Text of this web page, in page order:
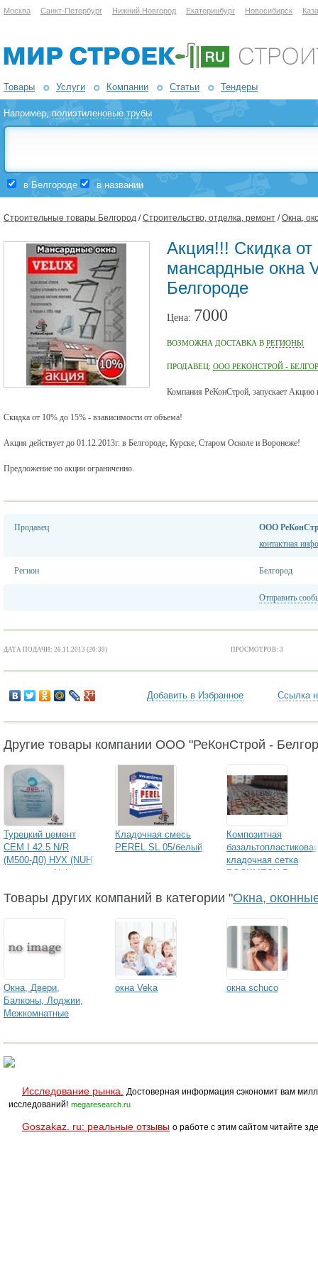
Москва Санкт-Петербург Нижний Новгород Екатеринбург Новосибирск
Товары Услуги Компании Статьи Тендеры
Например,полиэтиленовые трубы
в Белгороде в названии
Строительные товары Белгород /Строительство, отделка, ремонт /Окна,
Акция!!! Скидка
мансардные окна
Белгороде
Цена: 7000
ВОЗМОЖНА ДОСТАВКА В РЕГИОНЫ
ПРОДАВЕЦ: ООО РЕКОНСТРОЙ -
Компания РеКонСтрой, запускает
Скидка от 10% до 15% - взависимости от объема!
Акция действует до 01.12.2013г. в Белгороде, Курске, Старом Осколе и Воронеже!
Предложение по акции ограниченно.
Продавец
ООО
контактная
Регион Белгород
Отправить
ДАТА ПОДАЧИ: 26.11.2013 (20:39) ПРОСМОТРОВ: 3
Добавить в Избранное Ссылка
Другие товары компании ООО "РеКонСтрой -
Турецкий цемент
CEM I 42.5 N/R
(М500-Д0) НУХ (NUH)
в биг-бегах Nuh
Кладочная смесь
PEREL SL 05/белый
Композитная
базальтопластиковая
кладочная сетка
ROCKMESH Гален
Товары других компаний в категории "Окна,
Окна, Двери,
Балконы, Лоджии,
Межкомнатные
окна Veka окна schuco
Исследование рынка.
Достоверная информация сэкономит вам
исследований! megaresearch.ru
Goszakaz. ru: реальные отзывы о работе с этим сайтом читайте